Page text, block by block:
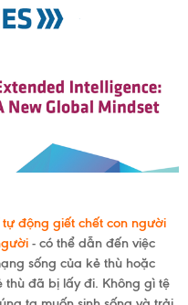
động giết chết con người
- có thể dẫn đến việc
sống của kẻ thù hoặc
thù đã bị lấy đi. Không gì tệ